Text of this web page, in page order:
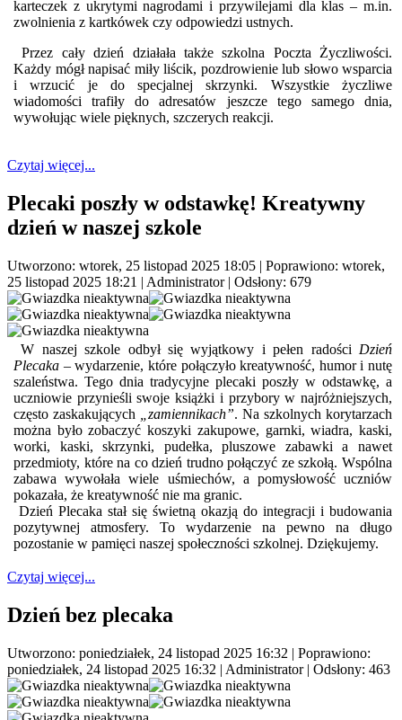
karteczek z ukrytymi nagrodami i przywilejami dla klas – m.in.
zwolnienia z kartkówek czy odpowiedzi ustnych.
Przez cały dzień działała także szkolna Poczta Życzliwości.
Każdy mógł napisać miły liścik, pozdrowienie lub słowo wsparcia
i wrzucić je do specjalnej skrzynki. Wszystkie życzliwe
wiadomości trafiły do adresatów jeszcze tego samego dnia,
wywołując wiele pięknych, szczerych reakcji.
Czytaj więcej...
Plecaki poszły w odstawkę! Kreatywny
dzień w naszej szkole
Utworzono: wtorek, 25 listopad 2025 18:05 | Poprawiono: wtorek,
25 listopad 2025 18:21 | Administrator| Odsłony: 679
W naszej szkole odbył się wyjątkowy i pełen radości Dzień
Plecaka – wydarzenie, które połączyło kreatywność, humor i nutę
szaleństwa. Tego dnia tradycyjne plecaki poszły w odstawkę, a
uczniowie przynieśli swoje książki i przybory w najróżniejszych,
często zaskakujących
„zamiennikach”. Na szkolnych korytarzach
można było zobaczyć koszyki zakupowe, garnki, wiadra, kaski,
worki, kaski, skrzynki, pudełka, pluszowe zabawki a nawet
przedmioty, które na co dzień trudno połączyć ze szkołą. Wspólna
zabawa wywołała wiele uśmiechów, a pomysłowość uczniów
pokazała, że kreatywność nie ma granic.
Dzień Plecaka stał się świetną okazją do integracji i budowania
pozytywnej atmosfery. To wydarzenie na pewno na długo
pozostanie w pamięci naszej społeczności szkolnej. Dziękujemy.
Czytaj więcej...
Dzień bez plecaka
Utworzono: poniedziałek, 24 listopad 2025 16:32 | Poprawiono:
poniedziałek, 24 listopad 2025 16:32 | Administrator| Odsłony: 463